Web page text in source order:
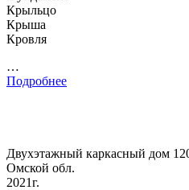
Крыльцо
Крыша
Кровля
…
Подробнее
Двухэтажный каркасный дом
Омской обл.
2021г.